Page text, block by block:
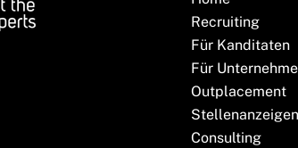
Recruiting
Für Kanditaten
Für
Outplacement
Stellenanzeigen
Consulting